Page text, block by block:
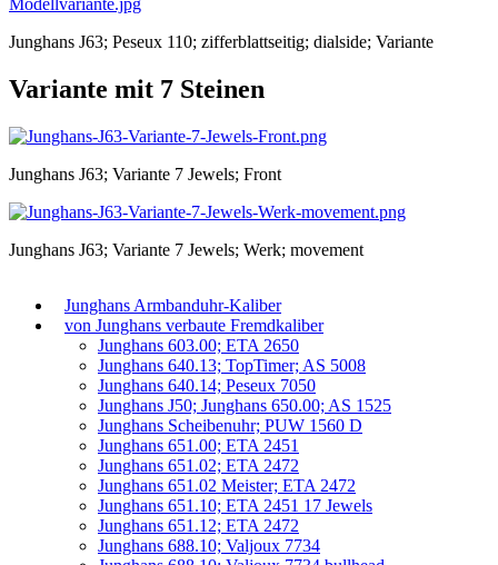
Junghans J63; Peseux 110; zifferblattseitig; dialside; Variante
Variante mit 7 Steinen
Junghans J63; Variante 7 Jewels; Front
Junghans J63; Variante 7 Jewels; Werk; movement
Junghans Armbanduhr-Kaliber
von Junghans verbaute Fremdkaliber
Junghans 603.00; ETA 2650
Junghans 640.13; TopTimer; AS 5008
Junghans 640.14; Peseux 7050
Junghans J50; Junghans 650.00; AS 1525
Junghans Scheibenuhr; PUW 1560 D
Junghans 651.00; ETA 2451
Junghans 651.02; ETA 2472
Junghans 651.02 Meister; ETA 2472
Junghans 651.10; ETA 2451 17 Jewels
Junghans 651.12; ETA 2472
Junghans 688.10; Valjoux 7734